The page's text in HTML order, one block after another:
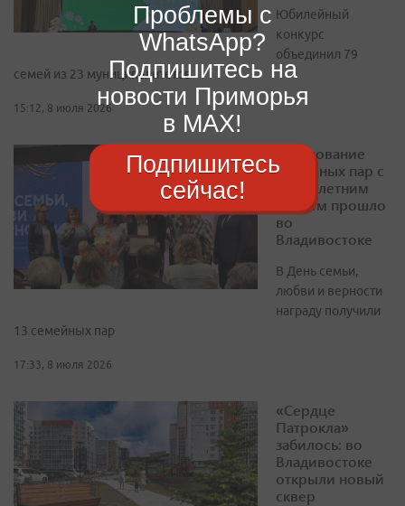
Юбилейный
конкурс
объединил 79
семей из 23 муниципалитетов
15:12, 8 июля 2026
Чествование
семейных пар с
многолетним
стажем прошло
во
Владивостоке
В День семьи,
любви и верности
награду получили
13 семейных пар
17:33, 8 июля 2026
«Сердце
Патрокла»
забилось: во
Владивостоке
открыли новый
сквер
Проблемы с
WhatsApp?
Подпишитесь на
новости Приморья
в MAX!
Подпишитесь
сейчас!